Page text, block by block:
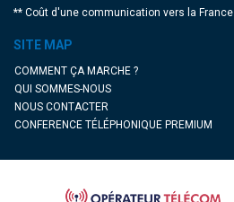
** Coût d'une communication vers la France
SITE MAP
COMMENT ÇA MARCHE ?
QUI SOMMES-NOUS
NOUS CONTACTER
CONFERENCE TÉLÉPHONIQUE PREMIUM